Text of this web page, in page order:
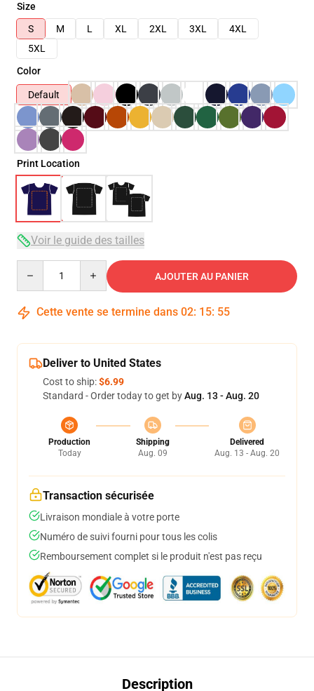
Size
S
M L XL 2XL 3XL
4XL
5XL
Color
Default
Print Location
Voir le guide des tailles
AJOUTER AU PANIER
Cette vente se termine dans 02: 15: 54
Deliver to United States
Cost to ship:$6.99
Standard - Order today to get byAug. 13 - Aug. 20
Production
Today
Shipping
Aug. 09
Delivered
Aug. 13 - Aug. 20
Transaction sécurisée
Livraison mondiale à votre porte
Numéro de suivi fourni pour tous les colis
Remboursement complet si le produit n'est pas reçu
Description